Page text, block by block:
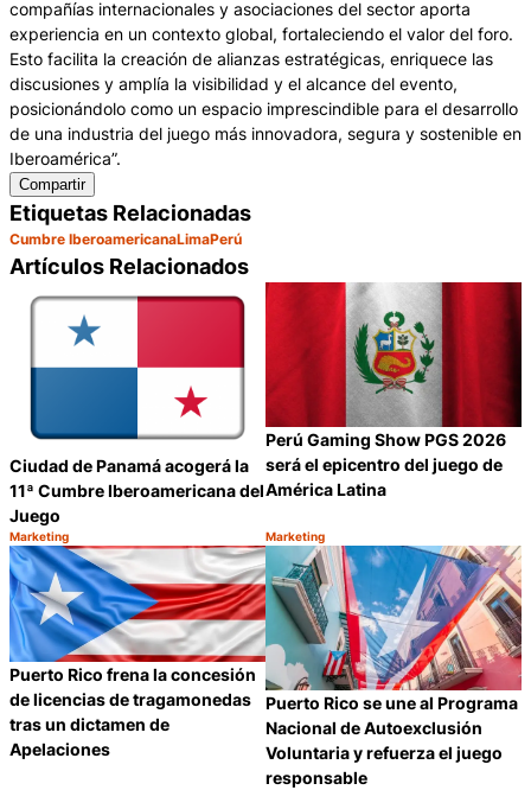
compañías internacionales y asociaciones del sector aporta
experiencia en un contexto global, fortaleciendo el valor del foro.
Esto facilita la creación de alianzas estratégicas, enriquece las
discusiones y amplía la visibilidad y el alcance del evento,
posicionándolo como un espacio imprescindible para el desarrollo
de una industria del juego más innovadora, segura y sostenible en
Iberoamérica”.
Compartir
Etiquetas Relacionadas
Cumbre IberoamericanaLimaPerú
Artículos Relacionados
Ciudad de Panamá acogerá la
11ª Cumbre Iberoamericana del
Juego
Categoría:
Marketing
Compartir
Perú Gaming Show PGS 2026
será el epicentro del juego de
América Latina
Categoría:
Marketing
Puerto Rico frena la concesión
de licencias de tragamonedas
tras un dictamen de
Apelaciones
Puerto Rico se une al Programa
Nacional de Autoexclusión
Voluntaria y refuerza el juego
responsable